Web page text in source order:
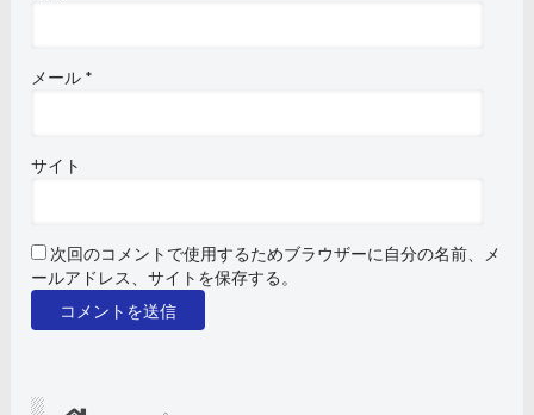
メール *
サイト
次回のコメントで使用するためブラウザーに自分の名前、メ
ールアドレス、サイトを保存する。